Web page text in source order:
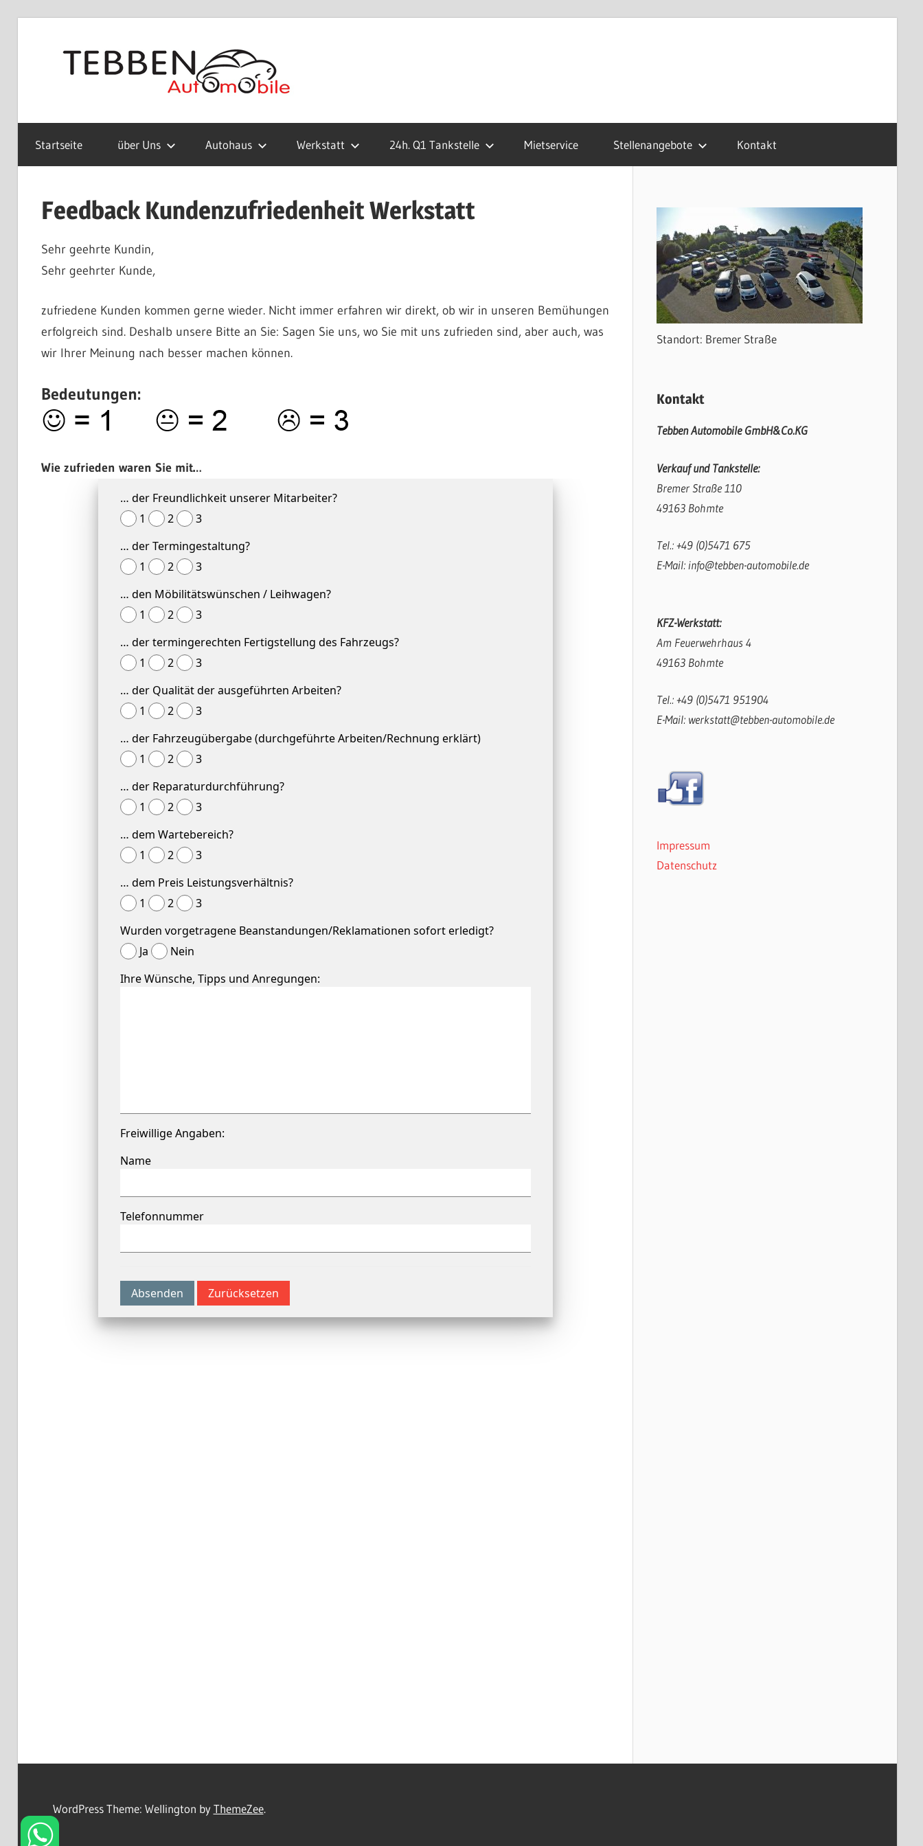
Automobile
in
Bohmte
Werkstatt,
und
24h.
haben
geöffnet!
Entnehmen
bitte
aktuellen
Öffnungszeiten
der
Startseite
Startseite über Uns Autohaus Werkstatt 24h. Q1 Tankstelle Mietservice Stellenangebote Kontakt
Feedback Kundenzufriedenheit Werkstatt
Sehr geehrte Kundin,
Sehr geehrter Kunde,
zufriedene Kunden kommen gerne wieder. Nicht immer erfahren wir direkt, ob wir in unseren Bemühungen
erfolgreich sind. Deshalb unsere Bitte an Sie: Sagen Sie uns, wo Sie mit uns zufrieden sind, aber auch, was
wir Ihrer Meinung nach besser machen können.
Bedeutungen:
Wie zufrieden waren Sie mit…
Standort: Bremer Straße
Kontakt
Tebben Automobile GmbH&Co.KG
Verkauf und Tankstelle:
Bremer Straße 110
49163 Bohmte
Tel.: +49 (0)5471 675
E-Mail: info@tebben-automobile.de
KFZ-Werkstatt:
Am Feuerwehrhaus 4
49163 Bohmte
Tel.: +49 (0)5471 951904
E-Mail: werkstatt@tebben-automobile.de
Impressum
Datenschutz
WordPress Theme: Wellington byThemeZee.